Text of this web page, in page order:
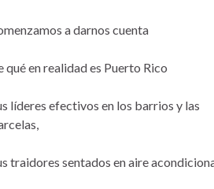
a darnos cuenta
qué en realidad es Puerto Rico
líderes efectivos en los barrios y las
traidores sentados en aire